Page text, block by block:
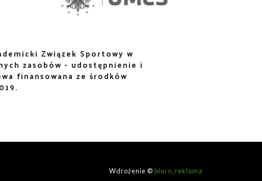
Związek Sportowy w
zasobów - udostępnienie i
finansowana ze środków
Wdrożenie © biuro_reklama